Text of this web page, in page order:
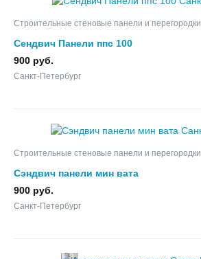
Строительные стеновые панели и перегородки
Сендвич Панели ппс 100
900 руб.
Санкт-Петербург
Строительные стеновые панели и перегородки
Сэндвич панели мин вата
900 руб.
Санкт-Петербург
8